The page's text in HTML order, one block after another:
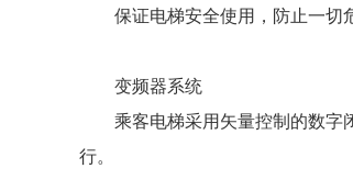
保证电梯安全使用，防止一切
变频器系统
乘客电梯采用矢量控制的数字
行。